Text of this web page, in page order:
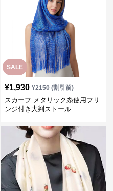
SALE
¥1,930 ¥2150(割引前)
スカーフ メタリック糸使用フリ
ンジ付き大判ストール